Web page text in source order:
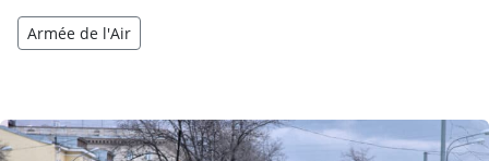
Armée de l'Air